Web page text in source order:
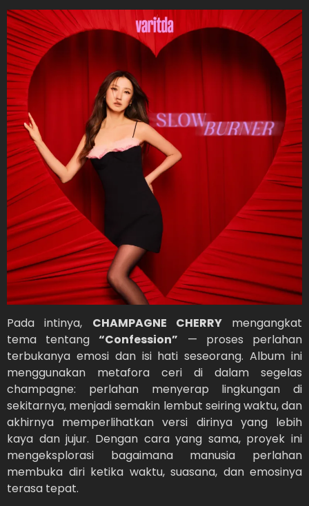
Pada intinya, CHAMPAGNE CHERRYmengangkat
tema tentang“Confession” — proses perlahan
terbukanya emosi dan isi hati seseorang. Album ini
menggunakan metafora ceri di dalam segelas
champagne: perlahan menyerap lingkungan di
sekitarnya, menjadi semakin lembut seiring waktu, dan
akhirnya memperlihatkan versi dirinya yang lebih
kaya dan jujur. Dengan cara yang sama, proyek ini
mengeksplorasi bagaimana manusia perlahan
membuka diri ketika waktu, suasana, dan emosinya
terasa tepat.